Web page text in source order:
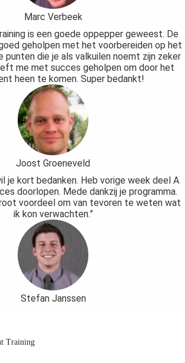
Marc Verbeek
is een goede oppepper geweest. De
geholpen met het voorbereiden op het
punten die je als valkuilen noemt zijn zeker
me met succes geholpen om door het
heen te komen. Super bedankt!
Joost Groeneveld
je kort bedanken. Heb vorige week deel A
doorlopen. Mede dankzij je programma.
voordeel om van tevoren te weten wat
ik kon verwachten.”
Stefan Janssen
Training